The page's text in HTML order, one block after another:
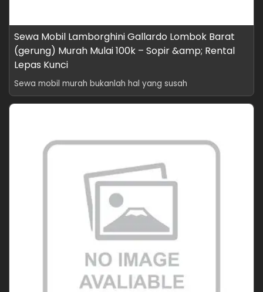
Sewa Mobil Lamborghini Gallardo Lombok Barat
(gerung) Murah Mulai 100k – Sopir &amp; Rental
Lepas Kunci
Sewa mobil murah bukanlah hal yang susah